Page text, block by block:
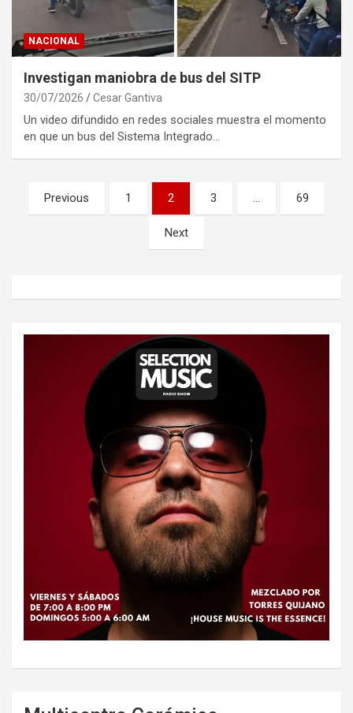
NACIONAL
Investigan maniobra de bus del SITP
30/07/2026 Cesar Gantiva
Un video difundido en redes sociales muestra el momento
en que un bus del Sistema Integrado…
Paginación
de
Previous 1 2 3 … 69
Next